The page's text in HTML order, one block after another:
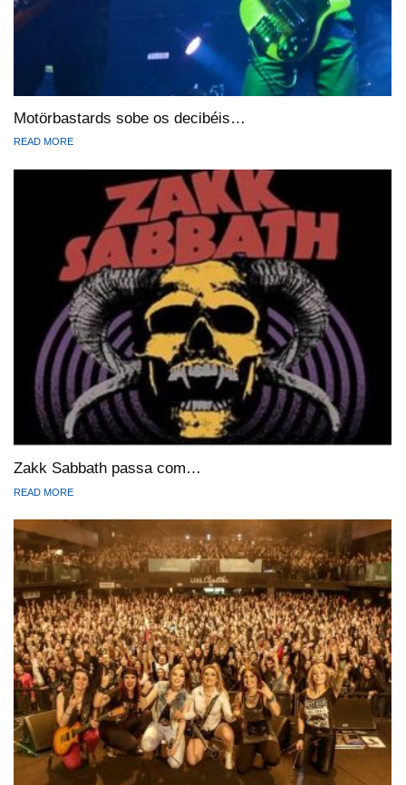
Motörbastards sobe os decibéis…
READ MORE
Zakk Sabbath passa com…
READ MORE